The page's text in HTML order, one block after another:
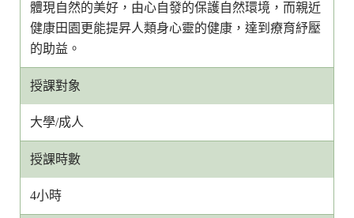
體現自然的美好，由心自發的保護自然環境，而親近
健康田園更能提昇人類身心靈的健康，達到療育紓壓
的助益。
授課對象
大學/成人
授課時數
4小時